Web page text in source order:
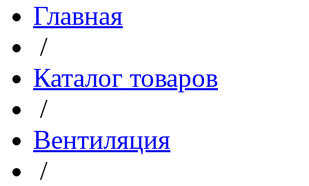
Главная
/
Каталог товаров
/
Вентиляция
/